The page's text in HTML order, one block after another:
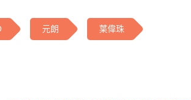
元朗 葉偉珠